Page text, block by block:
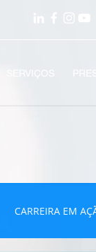
CARREIRA EM